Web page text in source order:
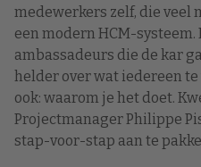
medewerkers zelf, die veel
een modern HCM-systeem.
ambassadeurs die de kar
helder over wat iedereen
ook: waarom je het doet.
Projectmanager Philippe
stap-voor-stap aan te